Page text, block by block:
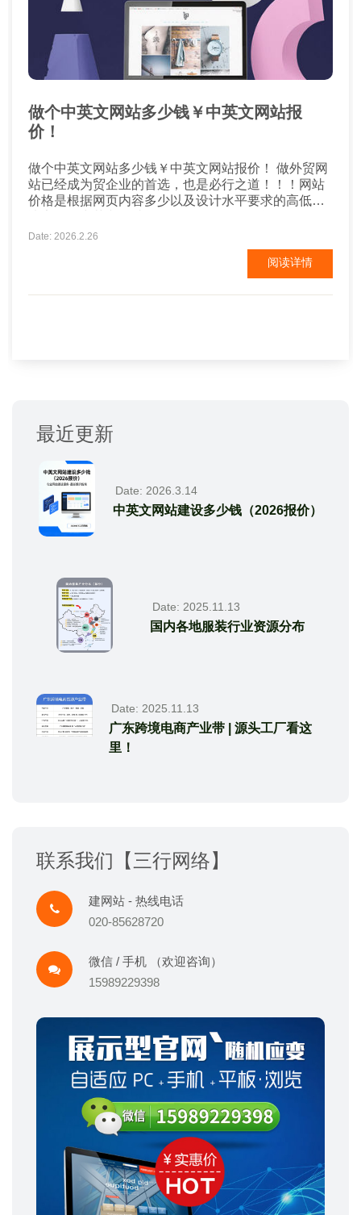
做个中英文网站多少钱￥中英文网站报
价！
做个中英文网站多少钱￥中英文网站报价！ 做外贸网
站已经成为贸企业的首选，也是必行之道！！！网站
价格是根据网页内容多少以及设计水平要求的高低来
一些个性化要求费用另计！！ 外贸网站实际上也是企
业网站中的一种，只不过，外贸网站的主要针对的客
户群里在国外，因此，在做外贸网站时，也就应该优
先考虑国外客户浏览网站的方便性了。不论是外贸网
站还是普通...
Date: 2026.2.26
阅读详情
最近更新
Date: 2026.3.14
中英文网站建设多少钱（2026报价）
Date: 2025.11.13
国内各地服装行业资源分布
Date: 2025.11.13
广东跨境电商产业带 | 源头工厂看这
里！
联系我们【三行网络】
建网站 - 热线电话
020-85628720
微信 / 手机 （欢迎咨询）
15989229398